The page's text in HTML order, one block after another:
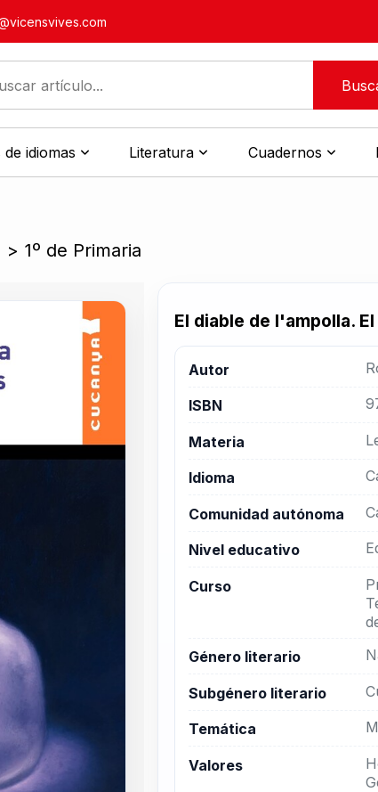
idiomas Literatura Cuadernos
> 1º de Primaria
El diable de l'ampolla.
Autor
ISBN
Materia
Idioma
Comunidad autónoma
Nivel educativo
Curso
Género literario
Subgénero literario
Temática
Valores